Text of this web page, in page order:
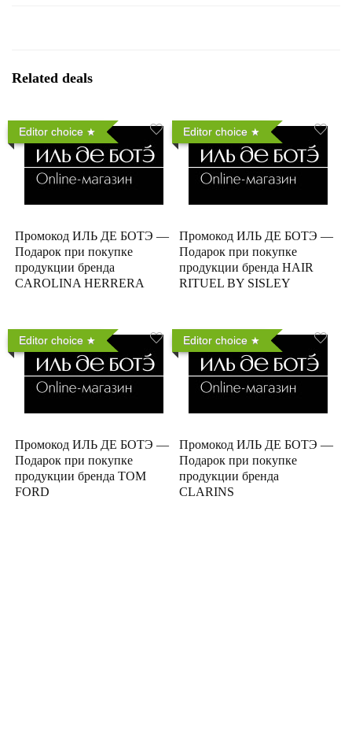
Related deals
Editor choice
Промокод ИЛЬ ДЕ БОТЭ —
Подарок при покупке
продукции бренда
CAROLINA HERRERA
Editor choice
Промокод ИЛЬ ДЕ БОТЭ —
Подарок при покупке
продукции бренда HAIR
RITUEL BY SISLEY
Editor choice
Промокод ИЛЬ ДЕ БОТЭ —
Подарок при покупке
продукции бренда TOM
FORD
Editor choice
Промокод ИЛЬ ДЕ БОТЭ —
Подарок при покупке
продукции бренда
CLARINS